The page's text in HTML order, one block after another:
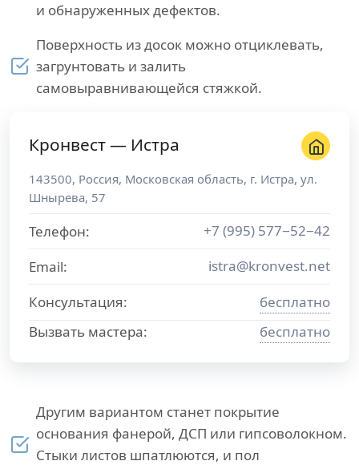
и обнаруженных дефектов.
Поверхность из досок можно отциклевать,
загрунтовать и залить
самовыравнивающейся стяжкой.
Кронвест — Истра
143500, Россия, Московская область, г. Истра, ул.
Шнырева, 57
Телефон:
+7 (995) 577−52−42
Email:
istra@kronvest.net
Консультация:
бесплатно
Вызвать мастера:
бесплатно
Другим вариантом станет покрытие
основания фанерой, ДСП или гипсоволокном.
Стыки листов шпатлюются, и пол